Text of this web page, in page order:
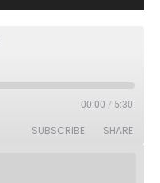
00:00 / 5:30
SUBSCRIBE SHARE